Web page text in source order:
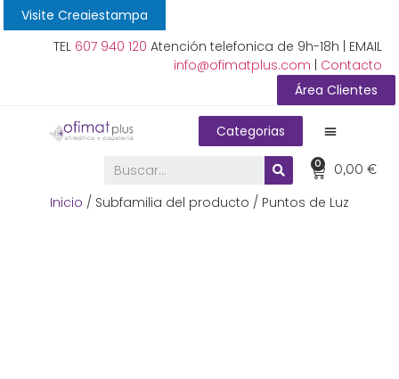
Visite Creaiestampa
TEL 607 940 120 Atención telefonica de 9h-18h | EMAIL
info@ofimatplus.com
Contacto
Área Clientes
Categorias
0,00€
0
Inicio / Subfamilia del producto / Puntos de Luz